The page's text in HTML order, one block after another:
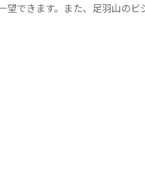
望できます。また、足羽山の